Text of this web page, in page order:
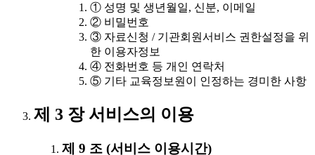
① 성명 및 생년월일, 신분, 이메일
② 비밀번호
③ 자료신청 / 기관회원서비스 권한설정을 위
한 이용자정보
④ 전화번호 등 개인 연락처
⑤ 기타 교육정보원이 인정하는 경미한 사항
제 3 장 서비스의 이용
제 9 조 (서비스 이용시간)